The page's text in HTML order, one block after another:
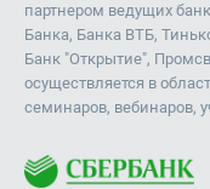
партнером ведущих
Банка, Банка ВТБ,
Банк "Открытие",
осуществляется в
семинаров, вебинаров,